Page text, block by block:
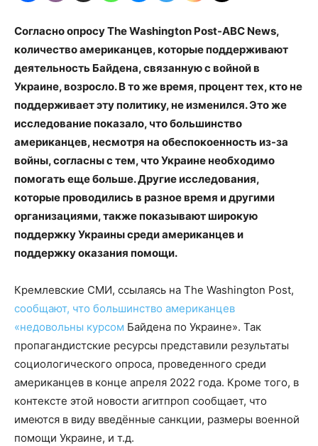
Согласно опросу The Washington Post-ABC News,
количество американцев, которые поддерживают
деятельность Байдена, связанную с войной в
Украине, возросло. В то же время, процент тех, кто не
поддерживает эту политику, не изменился. Это же
исследование показало, что большинство
американцев, несмотря на обеспокоенность из-за
войны, согласны с тем, что Украине необходимо
помогать еще больше. Другие исследования,
которые проводились в разное время и другими
организациями, также показывают широкую
поддержку Украины среди американцев и
поддержку оказания помощи.
Кремлевские СМИ, ссылаясь на The Washington Post,
сообщают, что большинство американцев
«недовольны курсом Байдена по Украине». Так
пропагандистские ресурсы представили результаты
социологического опроса, проведенного среди
американцев в конце апреля 2022 года. Кроме того, в
контексте этой новости агитпроп сообщает, что
имеются в виду введённые санкции, размеры военной
помощи Украине, и т.д.